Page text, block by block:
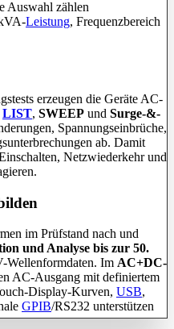
Auswahl zählen
Leistung, Frequenzbereich
erzeugen die Geräte AC-
LIST, SWEEP und Surge-&-
Spannungseinbrüche,
ab. Damit
Netzwiederkehr und
im Prüfstand nach und
und Analyse bis zur 50.
Wellenformdaten. Im AC+DC-
AC-Ausgang mit definiertem
Display-Kurven, USB,
GPIB/RS232 unterstützen